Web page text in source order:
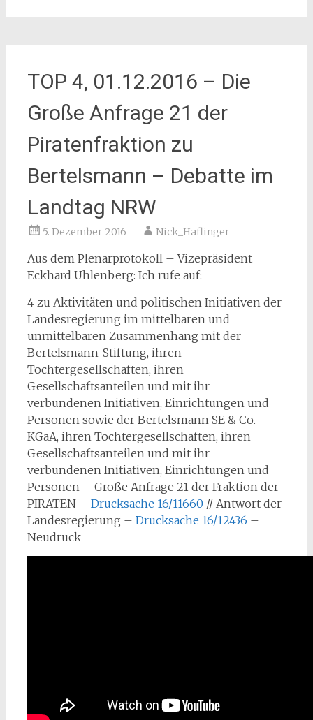
TOP 4, 01.12.2016 – Die
Große Anfrage 21 der
Piratenfraktion zu
Bertelsmann – Debatte im
Landtag NRW
5. Dezember 2016 Nick_Haflinger
Aus dem Plenarprotokoll – Vizepräsident
Eckhard Uhlenberg: Ich rufe auf:
4 zu Aktivitäten und politischen Initiativen der
Landesregierung im mittelbaren und
unmittelbaren Zusammenhang mit der
Bertelsmann-Stiftung, ihren
Tochtergesellschaften, ihren
Gesellschaftsanteilen und mit ihr
verbundenen Initiativen, Einrichtungen und
Personen sowie der Bertelsmann SE & Co.
KGaA, ihren Tochtergesellschaften, ihren
Gesellschaftsanteilen und mit ihr
verbundenen Initiativen, Einrichtungen und
Personen – Große Anfrage 21 der Fraktion der
PIRATEN – Drucksache 16/11660 // Antwort der
Landesregierung – Drucksache 16/12436 –
Neudruck